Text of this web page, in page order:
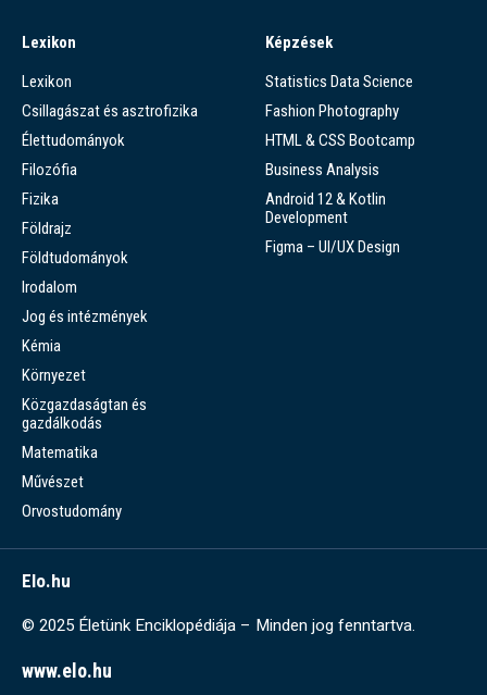
Lexikon
Lexikon
Csillagászat és asztrofizika
Élettudományok
Filozófia
Fizika
Földrajz
Földtudományok
Irodalom
Jog és intézmények
Kémia
Környezet
Közgazdaságtan és
gazdálkodás
Matematika
Művészet
Orvostudomány
Képzések
Statistics Data Science
Fashion Photography
HTML & CSS Bootcamp
Business Analysis
Android 12 & Kotlin
Development
Figma – UI/UX Design
Elo.hu
© 2025 Életünk Enciklopédiája – Minden jog fenntartva.
www.elo.hu